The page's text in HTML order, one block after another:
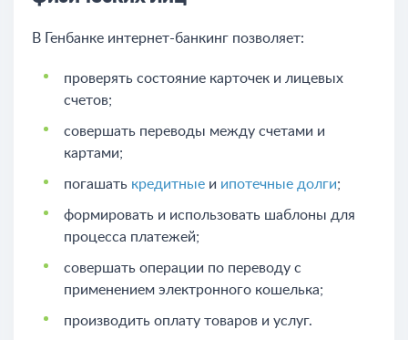
В Генбанке интернет-банкинг позволяет:
проверять состояние карточек и лицевых
счетов;
совершать переводы между счетами и
картами;
погашать кредитные и ипотечные долги;
формировать и использовать шаблоны для
процесса платежей;
совершать операции по переводу с
применением электронного кошелька;
производить оплату товаров и услуг.